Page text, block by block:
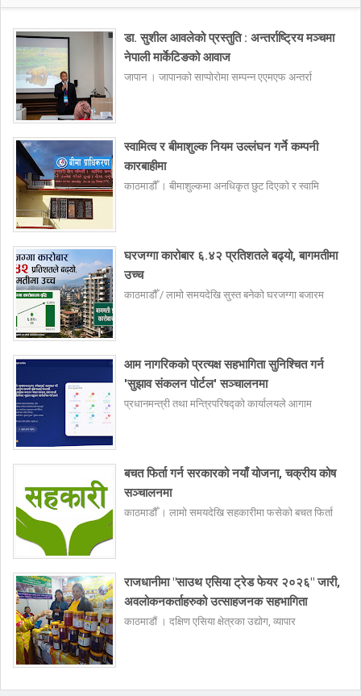
डा. सुशील आवलेको प्रस्तुति : अन्तर्राष्ट्रिय मञ्चमा
नेपाली मार्केटिङको आवाज
जापान । जापानको साप्पोरोमा सम्पन्न एएमएफ अन्तर्रा
स्वामित्व र बीमाशुल्क नियम उल्लंघन गर्ने कम्पनी
कारबाहीमा
काठमाडौँ । बीमाशुल्कमा अनधिकृत छुट दिएको र स्वामि
घरजग्गा कारोबार ६.४२ प्रतिशतले बढ्यो, बागमतीमा
उच्च
काठमाडौँ / लामो समयदेखि सुस्त बनेको घरजग्गा बजारम
आम नागरिकको प्रत्यक्ष सहभागिता सुनिश्चित गर्न
'सुझाव संकलन पोर्टल' सञ्चालनमा
प्रधानमन्त्री तथा मन्त्रिपरिषद्को कार्यालयले आगाम
बचत फिर्ता गर्न सरकारको नयाँ योजना, चक्रीय कोष
सञ्चालनमा
काठमाडौँ । लामो समयदेखि सहकारीमा फसेको बचत फिर्ता
राजधानीमा "साउथ एसिया ट्रेड फेयर २०२६" जारी,
अवलोकनकर्ताहरुको उत्साहजनक सहभागिता
काठमाडौं । दक्षिण एसिया क्षेत्रका उद्योग, व्यापार